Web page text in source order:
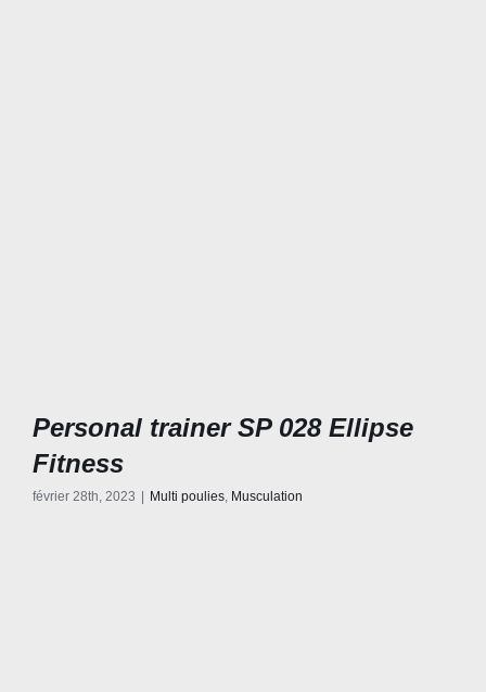
Personal trainer SP 028 Ellipse
Fitness
février 28th, 2023 Multi poulies, Musculation